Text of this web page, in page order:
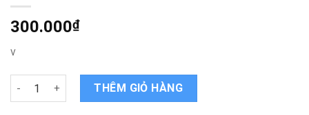
300.000₫
v
Bàn phím Laptop Acer Aspire 5930G quantity
THÊM GIỎ HÀNG